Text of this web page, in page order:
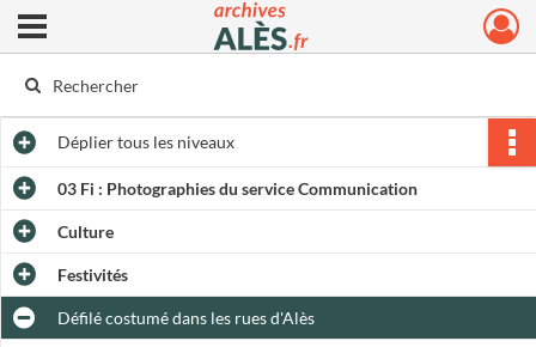
Archives municipales d'Alès
Ouvrir le menu déroulant
Dépliertous les niveaux
03 Fi : Photographies du service Communication
Culture
Festivités
Défilé costumé dans les rues d'Alès